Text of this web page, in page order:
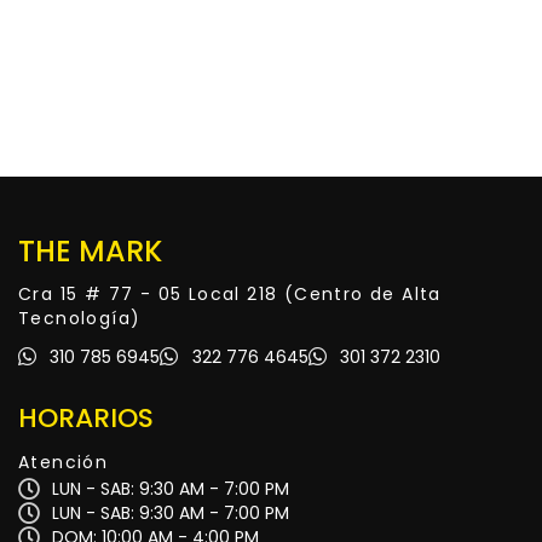
THE MARK
Cra 15 # 77 - 05 Local 218 (Centro de Alta
Tecnología)
310 785 6945
322 776 4645 301 372 2310
HORARIOS
Atención
LUN - SAB: 9:30 AM - 7:00 PM
LUN - SAB: 9:30 AM - 7:00 PM
DOM: 10:00 AM - 4:00 PM